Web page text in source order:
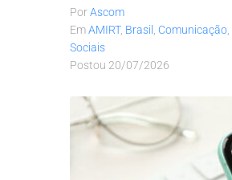
PorAscom
EmAMIRT, Brasil Comunicação
Sociais
Postou 20/07/2026